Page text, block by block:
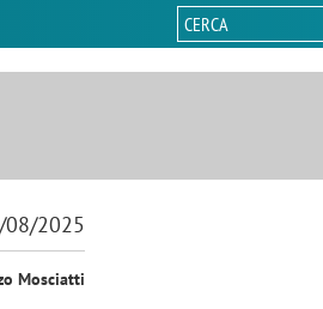
08/2025
Mosciatti